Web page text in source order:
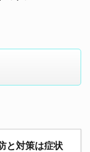
と対策は症状